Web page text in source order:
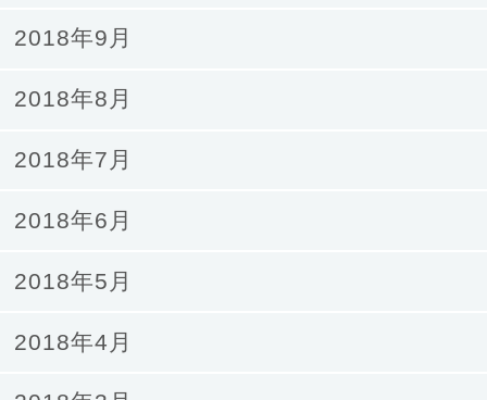
2018年9月
2018年8月
2018年7月
2018年6月
2018年5月
2018年4月